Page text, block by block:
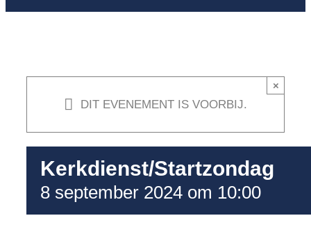
DIT EVENEMENT IS VOORBIJ.
×
Kerkdienst/Startzondag
8 september 2024 om 10:00